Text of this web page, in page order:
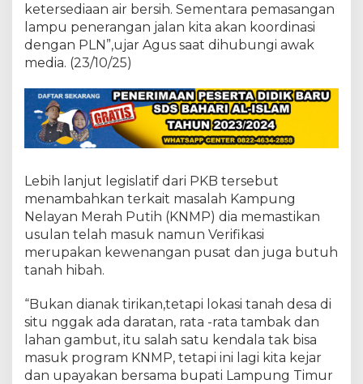
r
i
t
P
e
m
k
a
L
m
t
i
m
ketersediaan air bersih. Sementara pemasangan
lampu penerangan jalan kita akan koordinasi
dengan PLN”,ujar Agus saat dihubungi awak
media. (23/10/25)
Lebih lanjut legislatif dari PKB tersebut
menambahkan terkait masalah Kampung
Nelayan Merah Putih (KNMP) dia memastikan
usulan telah masuk namun Verifikasi
merupakan kewenangan pusat dan juga butuh
tanah hibah.
“Bukan dianak tirikan,tetapi lokasi tanah desa di
situ nggak ada daratan, rata -rata tambak dan
lahan gambut, itu salah satu kendala tak bisa
masuk program KNMP, tetapi ini lagi kita kejar
dan upayakan bersama bupati Lampung Timur